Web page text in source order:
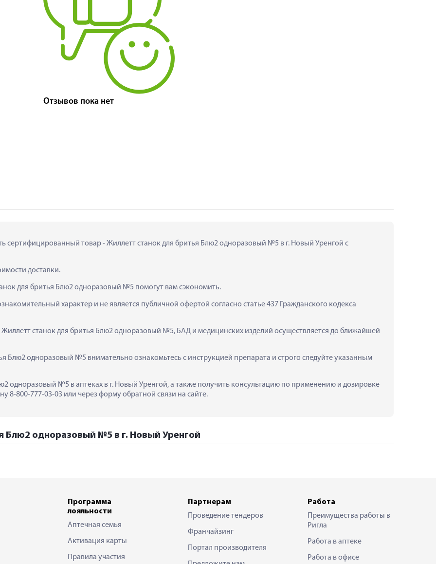
Отзывов пока нет
сертифицированный товар - Жиллетт станок для бритья Блю2 одноразовый №5 в г. Новый Уренгой с
доставки.
для бритья Блю2 одноразовый №5 помогут вам сэкономить.
характер и не является публичной офертой согласно статье 437 Гражданского кодекса
Жиллетт станок для бритья Блю2 одноразовый №5, БАД и медицинских изделий осуществляется до ближайшей
Блю2 одноразовый №5 внимательно ознакомьтесь с инструкцией препарата и строго следуйте указанным
одноразовый №5 в аптеках в г. Новый Уренгой, а также получить консультацию по применению и дозировке
8-800-777-03-03 или через форму обратной связи на сайте.
Блю2 одноразовый №5 в г. Новый Уренгой
Программа
лояльности
Аптечная семья
Активация карты
Правила участия
Партнерам
Проведение тендеров
Франчайзинг
Портал производителя
Работа
Преимущества работы в
Ригла
Работа в аптеке
Работа в офисе